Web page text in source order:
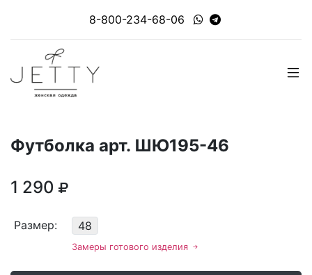
8-800-234-68-06
Футболка арт. ШЮ195-46
1 290
Размер: 48
Замеры готового изделия